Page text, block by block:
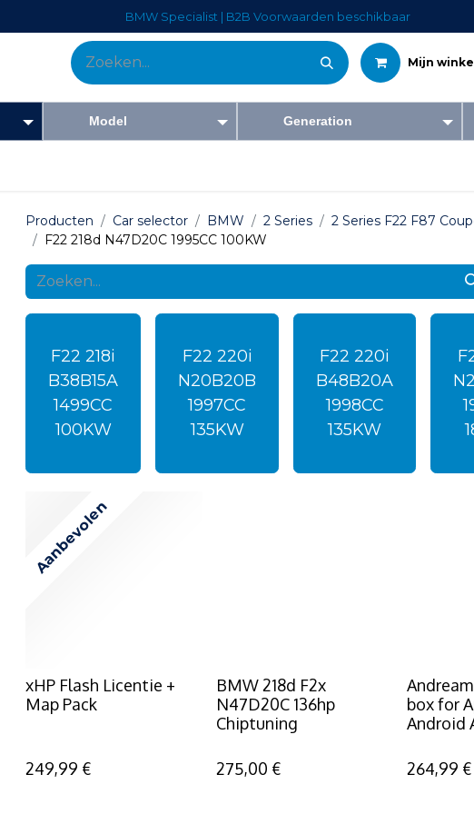
BMW Specialist | B2B Voorwaarden beschikbaar
Mijn
Model Generation
Producten Car selector BMW 2 Series
2 Series F22 F87
F22 218d N47D20C 1995CC 100KW
F22 218i
B38B15A
1499CC
100KW
F22 220i
N20B20B
1997CC
135KW
F22 220i
B48B20A
1998CC
135KW
Aanbevolen
xHP Flash Licentie +
Map Pack
249,99 €
BMW 218d F2x
N47D20C 136hp
Chiptuning
275,00 €
box for
Android
264,99 €